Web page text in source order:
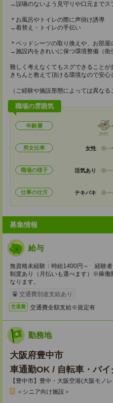
→誤嚥のないよう見守りや口元までス
＊お風呂やトイレの際に声掛け誘導
→着替え・トイレの手伝い
＊ベッドシーツの取り換えや、お部屋
→施設内をきれいに保つ環境整備（衛
難しく考えなくてもスグできることが
きちんと教えて頂ける環境なので安心
（ご経験や施設形態によっては異なる
職場の雰囲気
年齢層
20代
男女比率 女性
職場の様子 活気あり
仕事の仕方 テキパキ
募集情報
給与
無資格未経験：時給1400円～ 経験
制度あり（月払いも選べます）※稼働
なります。
交通費別途支給あり
交通費 交通費全額支給※規定有
勤務地
大阪府豊中市
車通勤OK / 自転車・バ
【豊中市】豊中・大阪空港(大阪モノ
＜シニア向け施設＞